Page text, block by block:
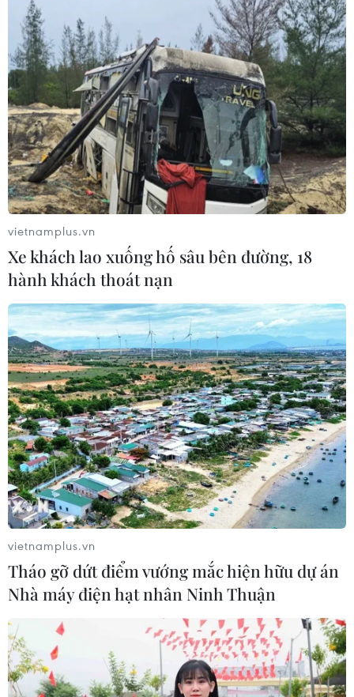
vietnamplus.vn
Xe khách lao xuống hố sâu bên đường, 18
hành khách thoát nạn
vietnamplus.vn
Tháo gỡ dứt điểm vướng mắc hiện hữu dự án
Nhà máy điện hạt nhân Ninh Thuận